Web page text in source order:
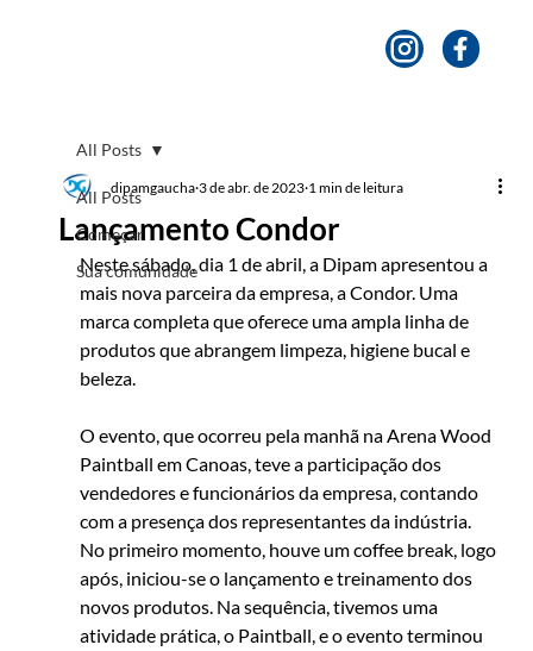
All Posts
Começar
Sua comunidade
All Posts
Lançamento Condor
dipamgaucha 3 de abr. de 2023 1 min de leitura
Neste sábado, dia 1 de abril, a Dipam apresentou a
mais nova parceira da empresa, a Condor. Uma
marca completa que oferece uma ampla linha de
produtos que abrangem limpeza, higiene bucal e
beleza.
O evento, que ocorreu pela manhã na Arena Wood
Paintball em Canoas, teve a participação dos
vendedores e funcionários da empresa, contando
com a presença dos representantes da indústria.
No primeiro momento, houve um coffee break, logo
após, iniciou-se o lançamento e treinamento dos
novos produtos. Na sequência, tivemos uma
atividade prática, o Paintball, e o evento terminou